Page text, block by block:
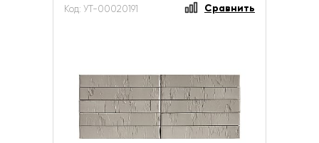
Код: УТ-00020191 Сравнить